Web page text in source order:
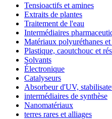
Tensioactifs et amines
Extraits de plantes
Traitement de l'eau
Intermédiaires
Matériaux polyuréthanes
Plastique, caoutchouc et
Solvants
Électronique
Catalyseurs
Absorbeur d'UV,
intermédiaires de synthèse
Nanomatériaux
terres rares et alliages